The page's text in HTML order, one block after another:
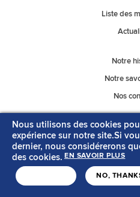
Liste des
Notre
Notre
Nos
Nos
MENTIONS
Copyright © Savarez
Nous utilisons des cookies
expérience sur notre site.Si
dernier, nous considérerons
des cookies. EN SAVOIR PLUS
NO,